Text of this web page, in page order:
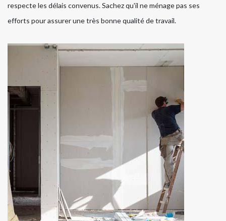
respecte les délais convenus. Sachez qu'il ne ménage pas ses
efforts pour assurer une très bonne qualité de travail.